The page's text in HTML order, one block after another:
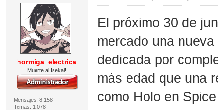
hormiga_electrica
Muerte al Isekai!
Mensajes: 8.158
Temas: 1.078
El próximo 30 de
mercado una
dedicada por
más edad que una
como Holo en